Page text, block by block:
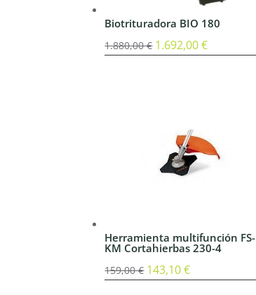
Biotrituradora BIO 180
1.880,00€ El
1.692,00€El
Herramienta multifunción FS-
KM Cortahierbas 230-4
159,00€ El
143,10€El